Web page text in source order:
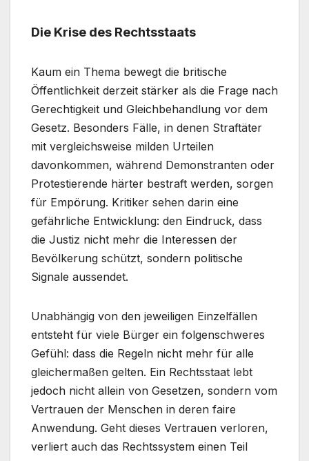
Die Krise des Rechtsstaats
Kaum ein Thema bewegt die britische
Öffentlichkeit derzeit stärker als die Frage nach
Gerechtigkeit und Gleichbehandlung vor dem
Gesetz. Besonders Fälle, in denen Straftäter
mit vergleichsweise milden Urteilen
davonkommen, während Demonstranten oder
Protestierende härter bestraft werden, sorgen
für Empörung. Kritiker sehen darin eine
gefährliche Entwicklung: den Eindruck, dass
die Justiz nicht mehr die Interessen der
Bevölkerung schützt, sondern politische
Signale aussendet.
Unabhängig von den jeweiligen Einzelfällen
entsteht für viele Bürger ein folgenschweres
Gefühl: dass die Regeln nicht mehr für alle
gleichermaßen gelten. Ein Rechtsstaat lebt
jedoch nicht allein von Gesetzen, sondern vom
Vertrauen der Menschen in deren faire
Anwendung. Geht dieses Vertrauen verloren,
verliert auch das Rechtssystem einen Teil